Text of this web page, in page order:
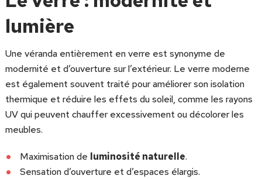
lumière
Une véranda entièrement en verre est synonyme de
modernité et d’ouverture sur l’extérieur. Le verre moderne
est également souvent traité pour améliorer son isolation
thermique et réduire les effets du soleil, comme les rayons
UV qui peuvent chauffer excessivement ou décolorer les
meubles.
Maximisation de luminosité naturelle.
Sensation d’ouverture et d’espaces élargis.